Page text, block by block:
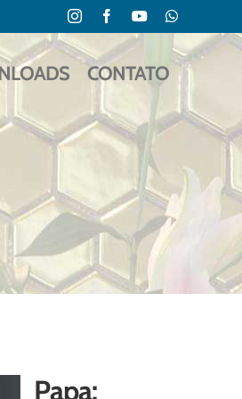
InstagramFacebookYouTubeWhatsApp
CONTATO
Papa: